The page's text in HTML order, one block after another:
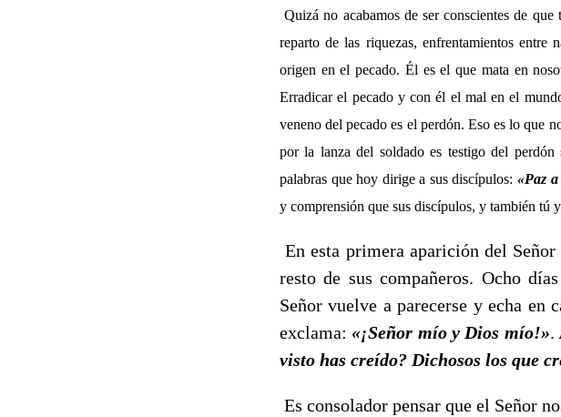
Quizá no acabamos de ser conscientes de
reparto de las riquezas, enfrentamientos entre
origen en el pecado. Él es el que mata en
Erradicar el pecado y con él el mal en el
veneno del pecado es el perdón. Eso es lo que
por la lanza del soldado es testigo del
palabras que hoy dirige a sus discípulos:«Paz a
y comprensión que sus discípulos, y también tú
En esta primera aparición del
resto de sus compañeros. Ocho
Señor vuelve a parecerse y echa en
exclama:«¡Señor mío y Dios mío!».
visto has creído? Dichosos los que
Es consolador pensar que el Señor